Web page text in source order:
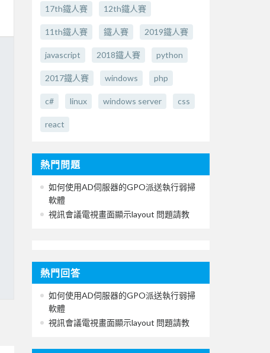
17th鐵人賽 12th鐵人賽
11th鐵人賽 鐵人賽 2019鐵人賽
javascript 2018鐵人賽 python
2017鐵人賽 windows php
c# linux windows server css
react
熱門問題
如何使用AD伺服器的GPO派送執行弱掃
軟體
視訊會議電視畫面顯示layout 問題請教
熱門回答
如何使用AD伺服器的GPO派送執行弱掃
軟體
視訊會議電視畫面顯示layout 問題請教